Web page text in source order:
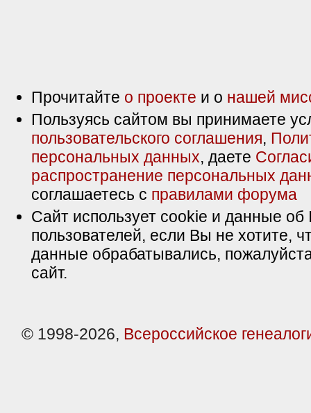
Прочитайте о проекте и о нашей
Пользуясь сайтом вы принимаете
пользовательского соглашения,
персональных данных, даете
распространение персональных
соглашаетесь с правилами форума
Сайт использует cookie и данные об
пользователей, если Вы не хотите,
данные обрабатывались,
сайт.
© 1998-2026, Всероссийское